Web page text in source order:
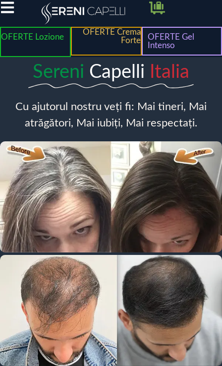
OFERTE Lozione
OFERTE Crema
Forte
OFERTE Gel
Intenso
Sereni Capelli Italia
Cu ajutorul nostru veți fi: Mai tineri, Mai
atrăgători, Mai iubiți, Mai respectați.